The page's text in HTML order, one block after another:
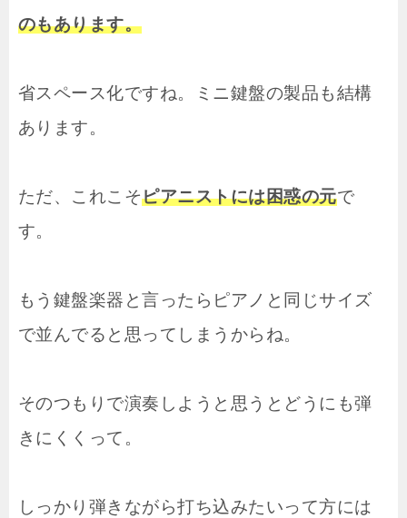
のもあります。
省スペース化ですね。ミニ鍵盤の製品も結構
あります。
ただ、これこそピアニストには困惑の元で
す。
もう鍵盤楽器と言ったらピアノと同じサイズ
で並んでると思ってしまうからね。
そのつもりで演奏しようと思うとどうにも弾
きにくくって。
しっかり弾きながら打ち込みたいって方には